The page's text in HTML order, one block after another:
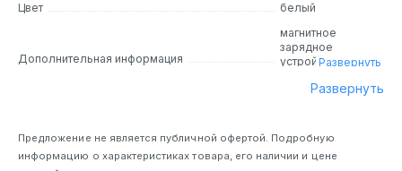
Цвет
белый
Дополнительная информация
магнитное
зарядное
устройство,
технология
поставляется с
расширенными
функциями
Развернуть
Развернуть
Предложение не является публичной офертой. Подробную
информацию о характеристиках товара, его наличии и цене